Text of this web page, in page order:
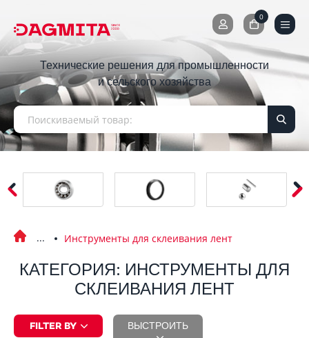
0
0
Технические решения для промышленности
и сельского хозяйства
Инструменты для склеивания лент
КАТЕГОРИЯ: ИНСТРУМЕНТЫ ДЛЯ
СКЛЕИВАНИЯ ЛЕНТ
FILTER BY ВЫСТРОИТЬ